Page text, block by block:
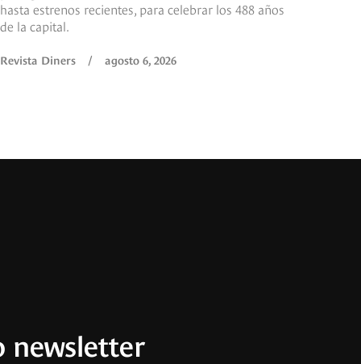
hasta estrenos recientes, para celebrar los 488 años
de la capital.
Revista Diners / agosto 6, 2026
newsletter